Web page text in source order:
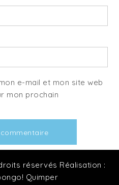
e-mail et mon site web
mon prochain
réservés Réalisation :
Quimper